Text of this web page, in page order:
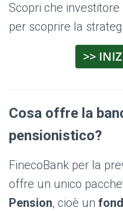
Scopri che investitore
per scoprire la
>>
Cosa offre la
pensionistico?
FinecoBank per la
offre un unico
Pension, cioè un